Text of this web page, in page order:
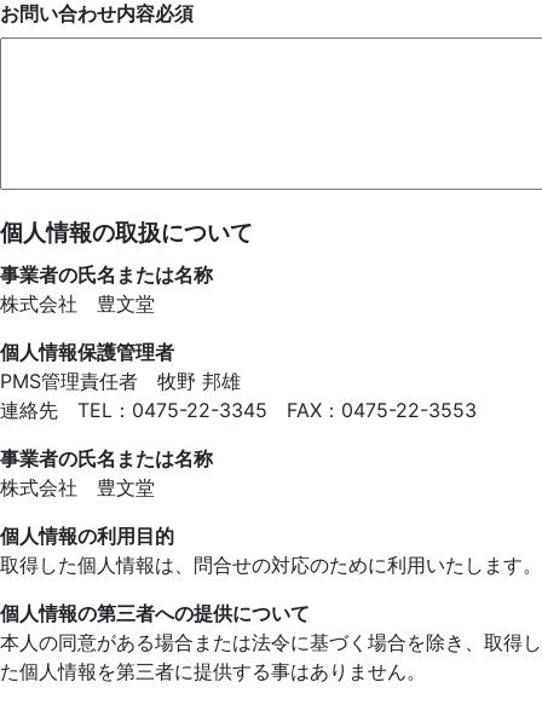
お問い合わせ内容必須
個人情報の取扱について
事業者の氏名または名称
株式会社 豊文堂
個人情報保護管理者
PMS管理責任者 牧野 邦雄
連絡先 TEL：0475-22-3345 FAX：0475-22-3553
事業者の氏名または名称
株式会社 豊文堂
個人情報の利用目的
取得した個人情報は、問合せの対応のために利用いたします。
個人情報の第三者への提供について
本人の同意がある場合または法令に基づく場合を除き、取得し
た個人情報を第三者に提供する事はありません。